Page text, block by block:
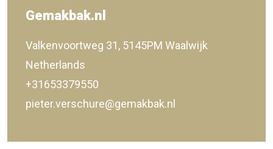
Gemakbak.nl
Valkenvoortweg 31, 5145PM Waalwijk
Netherlands
+31653379550
pieter.verschure@gemakbak.nl